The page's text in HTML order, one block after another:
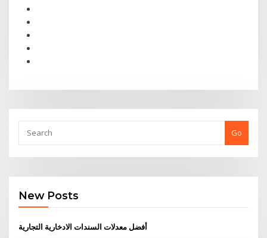
Go
New Posts
أفضل معدلات السندات الادخارية التجارية